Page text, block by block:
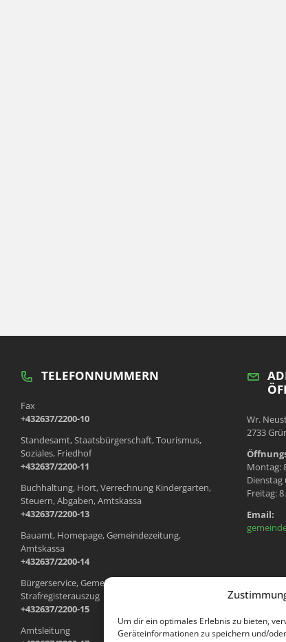
Um dir ein optimales Erlebnis zu bieten,
Geräteinformationen zu speichern und/
TELEFONNUMMERN
Fax
+432637/2200-10
Standesamt, Staatsbürgerschaft, Tourismus,
Soziales, Friedhof
+432637/2200-11
Buchhaltung, Hort, Verrechnung Kindergarten,
Steuern, Abgaben, Amtskassa
+432637/2200-13
Bauamt, Homepage, Gemeindezeitung,
Amtskassa
+432637/2200-14
Bürgerservice, Gemeindewohnungen, Meldeamt,
Strafregisterauszug
+432637/2200-15
Amtsleitung
Wr.
2733
Montag:
Dienstag
Freitag:
Email: